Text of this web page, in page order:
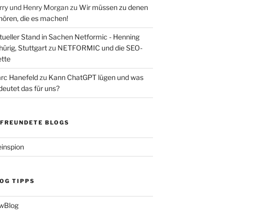
und Henry Morganzu Wir müssen zu denen
die es machen!
Stand in Sachen Netformic - Henning
Stuttgartzu NETFORMIC und die SEO-
Hanefeldzu Kann ChatGPT lügen und was
das für uns?
BLOGS
TIPPS